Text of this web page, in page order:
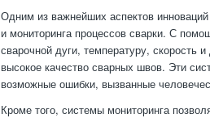
Одним из важнейших аспектов
и мониторинга процессов сварки. С
сварочной дуги, температуру, скорость
высокое качество сварных швов. Эти
возможные ошибки, вызванные
Кроме того, системы мониторинга